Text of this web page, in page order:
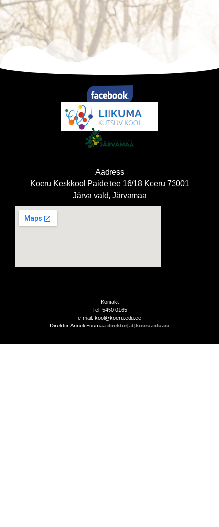
Aadress
Koeru Keskkool Paide tee 16/18 Koeru 73001
Järva vald, Järvamaa
Kontakt
Tel: 5450 0165
e-mail: kool@koeru.edu.ee
Direktor Anneli Eesmaa direktor[ät]koeru.edu.ee